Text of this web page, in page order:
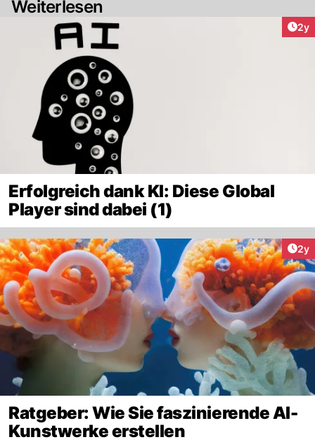
Weiterlesen
2y
Erfolgreich dank KI: Diese Global
Player sind dabei (1)
2y
Ratgeber: Wie Sie faszinierende AI-
Kunstwerke erstellen